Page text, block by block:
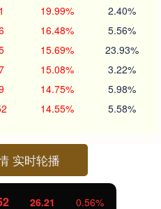
19.99% 2.40%
16.48% 5.56%
15.69% 23.93%
15.08% 3.22%
14.75% 5.98%
14.55% 5.58%
实时轮播
26.21 0.56%